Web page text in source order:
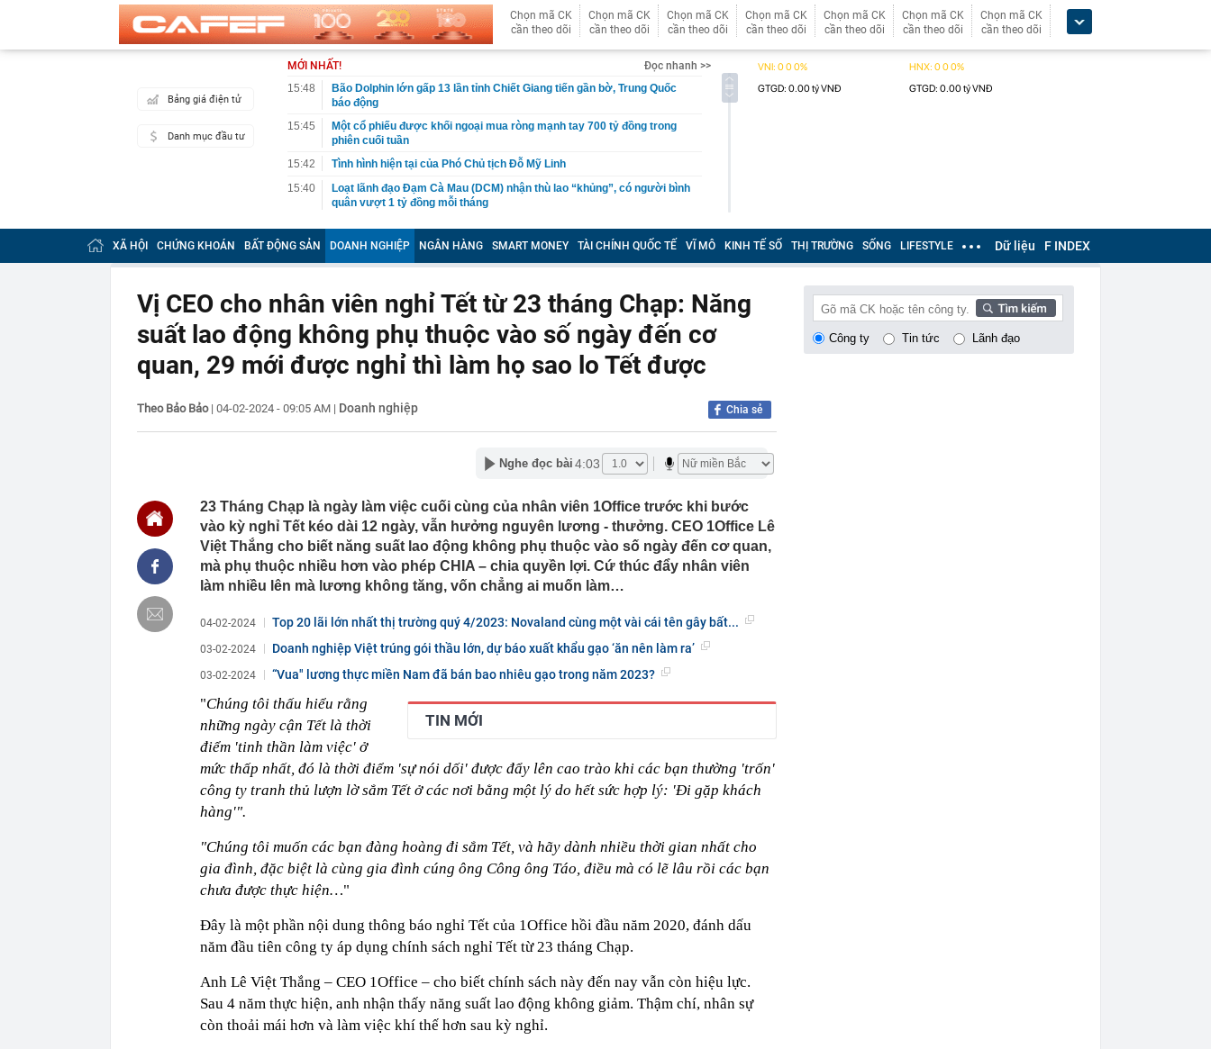
Chọn mã CK
cần theo dõi
Chọn mã CK
cần theo dõi
Chọn mã CK
cần theo dõi
Chọn mã CK
cần theo dõi
Chọn mã CK
cần theo dõi
Chọn mã CK
cần theo dõi
Chọn mã CK
cần theo dõi
Bảng giá điện tử
Danh mục đầu tư
MỚI NHẤT!
Đọc nhanh >>
15:48
Bão Dolphin lớn gấp 13 lần tỉnh Chiết Giang tiến gần bờ, Trung Quốc
báo động
15:45
Một cổ phiếu được khối ngoại mua ròng mạnh tay 700 tỷ đồng trong
phiên cuối tuần
15:42
Tình hình hiện tại của Phó Chủ tịch Đỗ Mỹ Linh
15:40
Loạt lãnh đạo Đạm Cà Mau (DCM) nhận thù lao “khủng”, có người bình
quân vượt 1 tỷ đồng mỗi tháng
15:34
Một tài khoản ngân hàng chưa từng được sử dụng bất ngờ có số dư
100 triệu đồng
15:32
Phát hiện 'kho báu' lớn nhất thế giới tại láng giềng Việt Nam: giá khai
tức quan tâm
15:32
Quét rác trên đường, phát hiện hơn 3 tỷ đồng tiền mặt giấu trong lốp
xe
15:30
Lương bác sĩ, giáo viên trẻ: Tăng từ bậc 1 lên bậc 2 không tạo nhiều
khác biệt về thu nhập
15:25
Tin nhắn “nơi này điên thật” của cựu kỹ sư Apple hé lộ văn hóa dùng
AI bên trong OpenAI
Đừng chỉ nhắc đến Paris, châu Âu còn có một thành phố đẹp hơn cổ
tích ít ai biết: Bảo sao được bình chọn là nơi đáng sống nhất hành tinh
đồng chuyển khoản: Công an mời 1 người phụ nữ đến làm việc
15:17
Hình ảnh khó tin của con dâu cũ gia tộc Samsung
15:16
Công an yêu cầu người dân có sổ đỏ đặc biệt lưu ý thông tin sau
15:13
Nơi 'lạnh nhất Việt Nam' sắp có tuyến cáp treo lên thẳng đỉnh núi cao
hơn 1500m, tổng vốn trên 7.300 tỷ đồng
15:12
Nhà sản xuất Anh Trai Say Hi tự tin vượt kế hoạch nhờ loạt chương
trình “bom tấn” cuối năm
15:11
Tuyến cao tốc 23.900 tỷ đồng giúp tăng kết nối với Lào và Thái Lan, có
sự góp mặt của Đèo Cả đang được thực hiện ra sao?
Thợ chuyên nghiệp chỉ ra 2 dấu vết cho thấy mối mọt đang "rút ruột"
nhà bạn: Cách xử lý tận gốc
15:00
Ngày càng nhiều quốc gia cấm trẻ em dưới 16 tuổi sử dụng mạng xã
hội
XÃ HỘI CHỨNG KHOÁN BẤT ĐỘNG SẢN DOANH NGHIỆP NGÂN HÀNG SMART MONEY TÀI CHÍNH QUỐC TẾ VĨ MÔ KINH TẾ SỐ THỊ TRƯỜNG SỐNG LIFESTYLE Dữ liệu F INDEX
Vị CEO cho nhân viên nghỉ Tết từ 23 tháng Chạp: Năng
suất lao động không phụ thuộc vào số ngày đến cơ
quan, 29 mới được nghỉ thì làm họ sao lo Tết được
Theo Bảo Bảo| 04-02-2024 - 09:05 AM | Doanh nghiệp Chia sẻ
Nghe đọc bài 4:03
23 Tháng Chạp là ngày làm việc cuối cùng của nhân viên 1Office trước khi bước
vào kỳ nghỉ Tết kéo dài 12 ngày, vẫn hưởng nguyên lương - thưởng. CEO 1Office Lê
Việt Thắng cho biết năng suất lao động không phụ thuộc vào số ngày đến cơ quan,
mà phụ thuộc nhiều hơn vào phép CHIA – chia quyền lợi. Cứ thúc đẩy nhân viên
làm nhiều lên mà lương không tăng, vốn chẳng ai muốn làm…
04-02-2024 Top 20 lãi lớn nhất thị trường quý 4/2023: Novaland cùng một vài cái tên gây bất...
03-02-2024 Doanh nghiệp Việt trúng gói thầu lớn, dự báo xuất khẩu gạo ‘ăn nên làm ra’
03-02-2024 “Vua" lương thực miền Nam đã bán bao nhiêu gạo trong năm 2023?
TIN MỚI
"Chúng tôi thấu hiểu rằng
những ngày cận Tết là thời
điểm 'tinh thần làm việc' ở
mức thấp nhất, đó là thời điểm 'sự nói dối' được đẩy lên cao trào khi các bạn thường 'trốn'
công ty tranh thủ lượn lờ sắm Tết ở các nơi bằng một lý do hết sức hợp lý: 'Đi gặp khách
hàng'".
"Chúng tôi muốn các bạn đàng hoàng đi sắm Tết, và hãy dành nhiều thời gian nhất cho
gia đình, đặc biệt là cùng gia đình cúng ông Công ông Táo, điều mà có lẽ lâu rồi các bạn
chưa được thực hiện…"
Đây là một phần nội dung thông báo nghỉ Tết của 1Office hồi đầu năm 2020, đánh dấu
năm đầu tiên công ty áp dụng chính sách nghỉ Tết từ 23 tháng Chạp.
Anh Lê Việt Thắng – CEO 1Office – cho biết chính sách này đến nay vẫn còn hiệu lực.
Sau 4 năm thực hiện, anh nhận thấy năng suất lao động không giảm. Thậm chí, nhân sự
còn thoải mái hơn và làm việc khí thế hơn sau kỳ nghỉ.
Công ty Tin tức Lãnh đạo